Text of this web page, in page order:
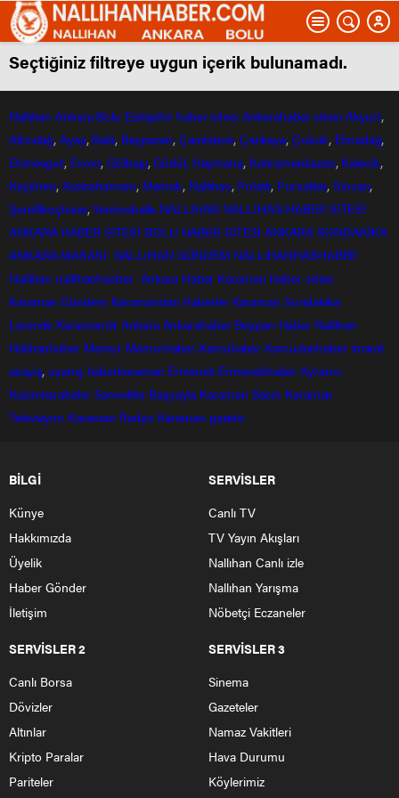
Seçtiğiniz filtreye uygun içerik bulunamadı.
Nallıhan Ankara Bolu Eskişehir haber sitesi Ankarahabersitesi Akyurt,
Altındağ,Ayaş, Balâ, Beypazarı, Çamlıdere, Çankaya, Çubuk, Elmadağ,
Etimesgut, Evren,Gölbaşı,Güdül, Haymana, Kahramankazan, Kalecik,
Keçiören, Kızılcahamam, Mamak, Nallıhan, Polatlı, Pursaklar,Sincan,
Şereflikoçhisar,Yenimahalle NALLIHAN NALLIHAN HABER SİTESİ
ANKARA HABER SİTESİ BOLU HABER SİTESİ ANKARA SONDAKİKA
ANKARA MASASI NALLIHAN GÜNDEM NALLIHANHASHABER
Nallihan nallihanhasber Ankara Haber Karaman Haber sitesi
Karaman Gündem Karamandan Haberler Karaman Sondakika
Larende Karaman24 Ankara Ankarahaber Beyparı Haber Nallıhan
Nalıhanhaber Memur Memurhaber Kamuhaber Kamudanhaber imaret
asayiş, uyanış haberkaraman Ermenek Ermenekhaber Ayrancı
Kazımkarabekir Sarıveliler Başyayla Karaman Basın Karaman
Televizyon Karaman Radyo Karaman gazete
BİLGİ
Künye
Hakkımızda
Üyelik
Haber Gönder
İletişim
SERVİSLER
Canlı TV
TV Yayın Akışları
Nallıhan Canlı izle
Nallıhan Yarışma
Nöbetçi Eczaneler
SERVİSLER 2
Canlı Borsa
Dövizler
Altınlar
Kripto Paralar
Pariteler
SERVİSLER 3
Sinema
Gazeteler
Namaz Vakitleri
Hava Durumu
Köylerimiz